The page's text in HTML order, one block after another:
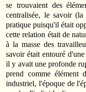
se trouvaient des
centralisée, le savoir
pratique puisqu'il était
cette relation était de
à la masse des
savoir était entouré
il y avait une profonde
prend comme élément
industriel, l'époque de